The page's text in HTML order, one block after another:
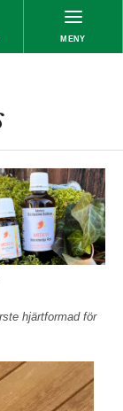
MENY
hjärtformad för